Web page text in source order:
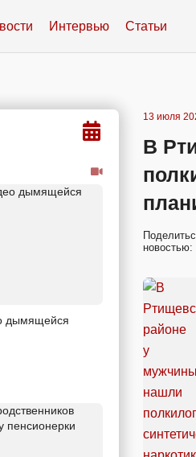
Интервью Статьи
дымящейся
13 июля
В
новостью: